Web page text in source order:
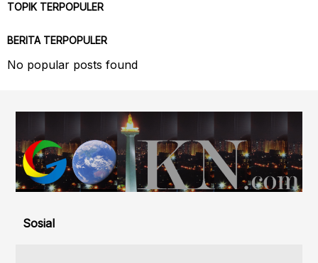
TOPIK TERPOPULER
BERITA TERPOPULER
No popular posts found
Sosial